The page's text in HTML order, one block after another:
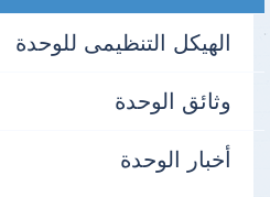
الهيكل التنظيمى للوحدة
وثائق الوحدة
أخبار الوحدة